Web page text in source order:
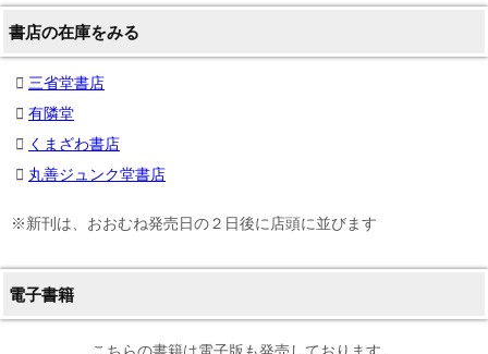
書店の在庫をみる
三省堂書店
有隣堂
くまざわ書店
丸善ジュンク堂書店
※新刊は、おおむね発売日の２日後に店頭に並びます
電子書籍